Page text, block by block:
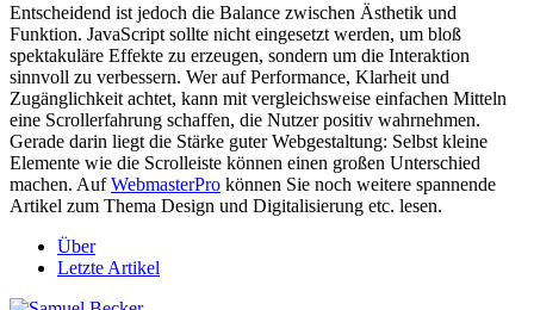
Entscheidend ist jedoch die Balance zwischen Ästhetik und
Funktion. JavaScript sollte nicht eingesetzt werden, um bloß
spektakuläre Effekte zu erzeugen, sondern um die Interaktion
sinnvoll zu verbessern. Wer auf Performance, Klarheit und
Zugänglichkeit achtet, kann mit vergleichsweise einfachen Mitteln
eine Scrollerfahrung schaffen, die Nutzer positiv wahrnehmen.
Gerade darin liegt die Stärke guter Webgestaltung: Selbst kleine
Elemente wie die Scrolleiste können einen großen Unterschied
machen. AufWebmasterPro können Sie noch weitere spannende
Artikel zum Thema Design und Digitalisierung etc. lesen.
Über
Letzte Artikel